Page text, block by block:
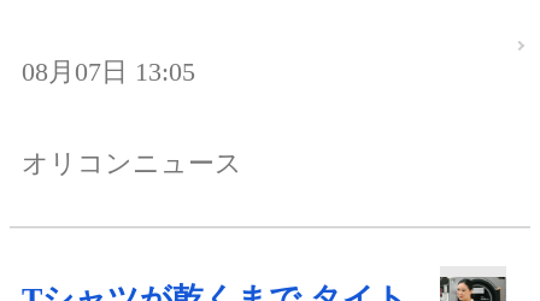
08月07日 13:05
オリコンニュース